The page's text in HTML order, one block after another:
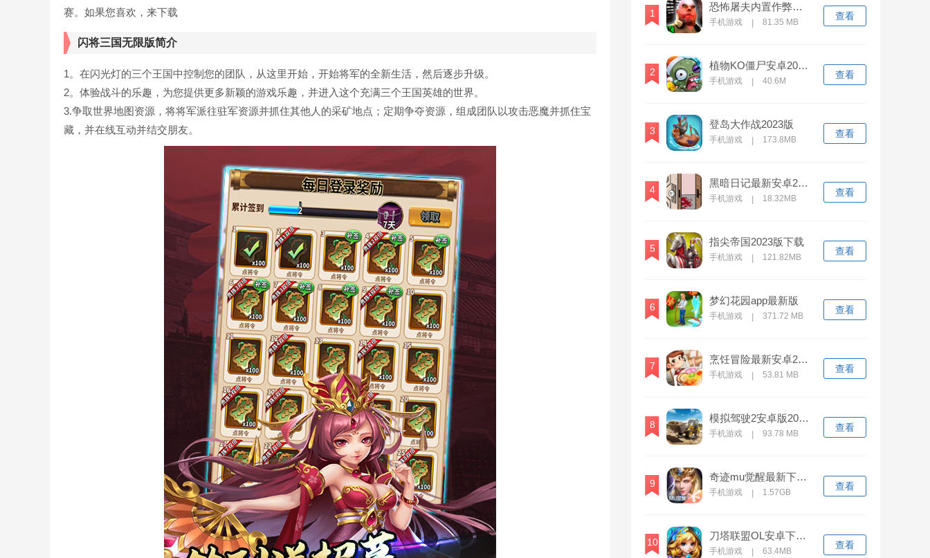
赛。如果您喜欢，来下载
闪将三国无限版简介
1。在闪光灯的三个王国中控制您的团队，从这里开始，开始将军的全新生活，然后逐步升级。
2。体验战斗的乐趣，为您提供更多新颖的游戏乐趣，并进入这个充满三个王国英雄的世界。
3.争取世界地图资源，将将军派往驻军资源并抓住其他人的采矿地点；定期争夺资源，组成团队以攻击恶魔并抓住宝
藏，并在线互动并结交朋友。
1
恐怖屠夫内置作弊菜单版万圣节版
手机游戏 81.35 MB
查看
2
植物KO僵尸安卓2023下载安装
手机游戏 40.6M
查看
3
登岛大作战2023版
手机游戏 173.8MB
查看
4
黑暗日记最新安卓2023下载
手机游戏 18.32MB
查看
5
指尖帝国2023版下载
手机游戏 121.82MB
查看
6
梦幻花园app最新版
手机游戏 371.72 MB
查看
7
烹饪冒险最新安卓2023版
手机游戏 53.81 MB
查看
8
模拟驾驶2安卓版2023下载
手机游戏 93.78 MB
查看
9
奇迹mu觉醒最新下载2023版
手机游戏 1.57GB
查看
10
刀塔联盟OL安卓下载2023
手机游戏 63.4MB
查看